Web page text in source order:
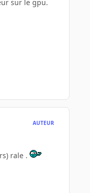
sur le gpu.
AUTEUR
rale .